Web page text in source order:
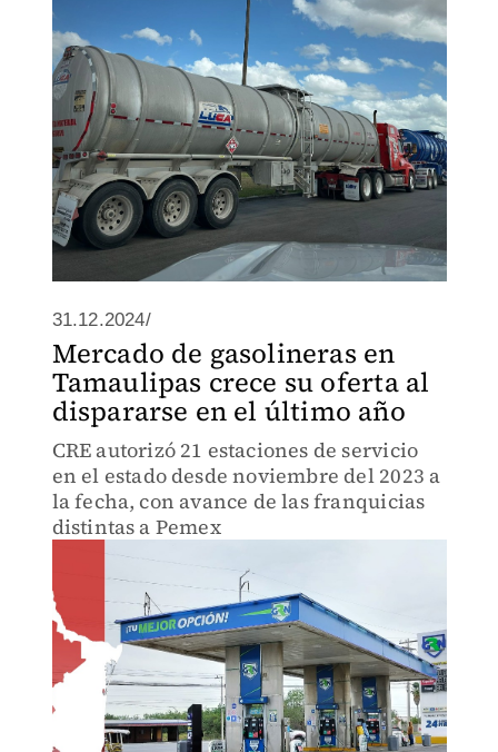
31.12.2024/
Mercado de gasolineras en
Tamaulipas crece su oferta al
dispararse en el último año
CRE autorizó 21 estaciones de servicio
en el estado desde noviembre del 2023 a
la fecha, con avance de las franquicias
distintas a Pemex